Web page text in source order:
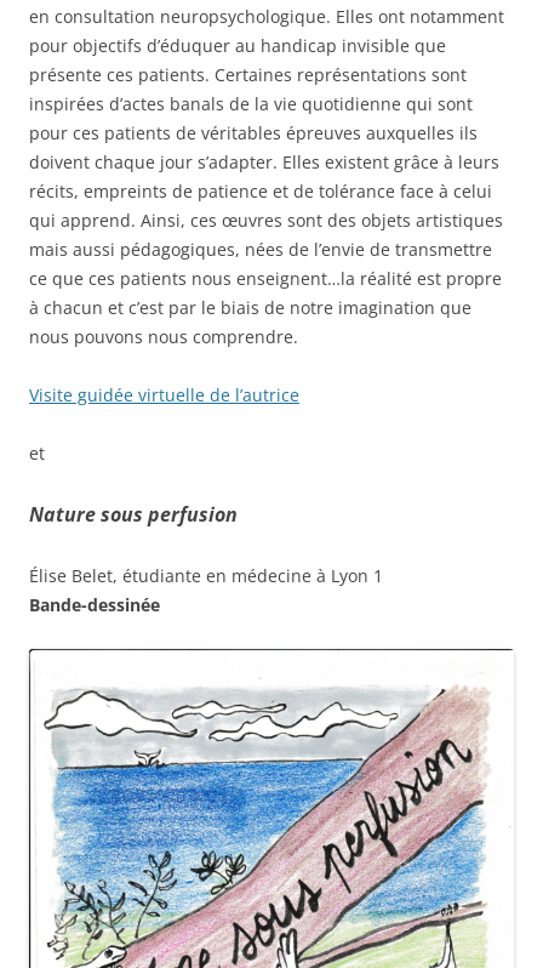
en consultation neuropsychologique. Elles ont notamment
pour objectifs d’éduquer au handicap invisible que
présente ces patients. Certaines représentations sont
inspirées d’actes banals de la vie quotidienne qui sont
pour ces patients de véritables épreuves auxquelles ils
doivent chaque jour s’adapter. Elles existent grâce à leurs
récits, empreints de patience et de tolérance face à celui
qui apprend. Ainsi, ces œuvres sont des objets artistiques
mais aussi pédagogiques, nées de l’envie de transmettre
ce que ces patients nous enseignent…la réalité est propre
à chacun et c’est par le biais de notre imagination que
nous pouvons nous comprendre.
Visite guidée virtuelle de l’autrice
et
Nature sous perfusion
Élise Belet, étudiante en médecine à Lyon 1
Bande-dessinée